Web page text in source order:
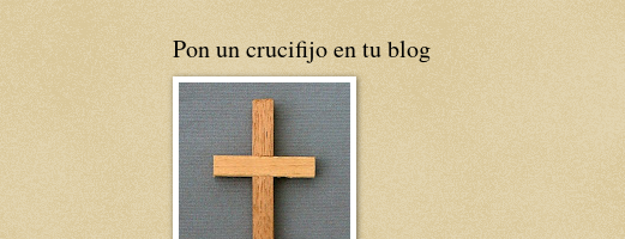
Pon un crucifijo en tu blog